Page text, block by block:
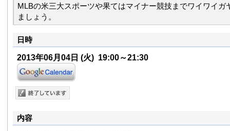
MLBの米三大スポーツや果てはマイナー競技までワイワイガ
ましょう。
日時
2013年06月04日 (火) 19:00～21:30
内容